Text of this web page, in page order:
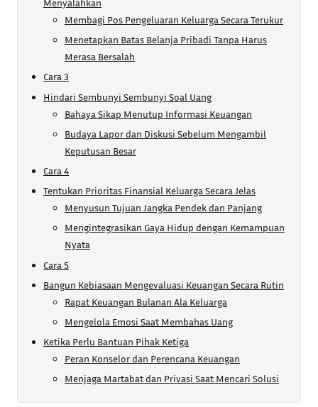
Menyalahkan
Membagi Pos Pengeluaran Keluarga Secara Terukur
Menetapkan Batas Belanja Pribadi Tanpa Harus
Merasa Bersalah
Cara 3
Hindari Sembunyi Sembunyi Soal Uang
Bahaya Sikap Menutup Informasi Keuangan
Budaya Lapor dan Diskusi Sebelum Mengambil
Keputusan Besar
Cara 4
Tentukan Prioritas Finansial Keluarga Secara Jelas
Menyusun Tujuan Jangka Pendek dan Panjang
Mengintegrasikan Gaya Hidup dengan Kemampuan
Nyata
Cara 5
Bangun Kebiasaan Mengevaluasi Keuangan Secara Rutin
Rapat Keuangan Bulanan Ala Keluarga
Mengelola Emosi Saat Membahas Uang
Ketika Perlu Bantuan Pihak Ketiga
Peran Konselor dan Perencana Keuangan
Menjaga Martabat dan Privasi Saat Mencari Solusi